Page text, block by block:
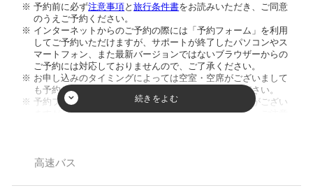
予約前に必ず注意事項と旅行条件書をお読みいただき、ご同意
のうえご予約ください。
インターネットからのご予約の際には「予約フォーム」を利用
してご予約いただけますが、サポートが終了したパソコンやス
マートフォン、また最新バージョンではないブラウザーからの
ご予約には対応しておりませんので、ご了承ください。
お申し込みのタイミングによっては空室・空席がございまして
も予約が成立しない場合がございますのでご了承ください。
予約フォーム内の人数欄に幼児のお客様の人数入力枠がござい
ますが、ご入力頂きましてもご人数に反映致しません。ご注意
す。
【バスプランについて】
高速バス